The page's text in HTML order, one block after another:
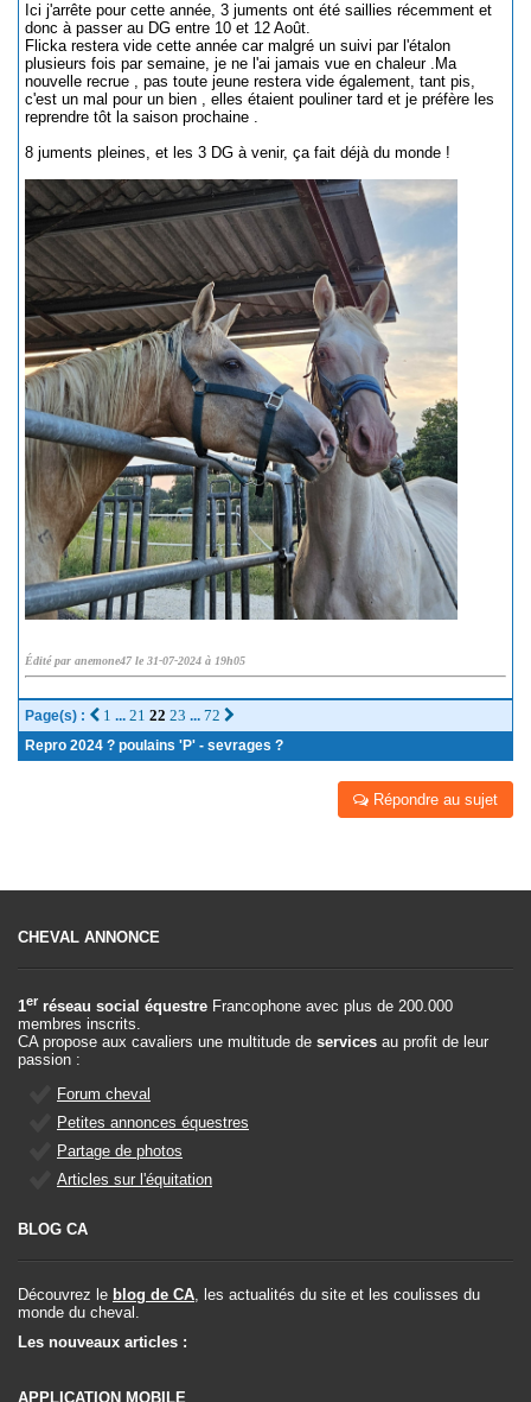
Ici j'arrête pour cette année, 3 juments ont été saillies récemment et
donc à passer au DG entre 10 et 12 Août.
Flicka restera vide cette année car malgré un suivi par l'étalon
plusieurs fois par semaine, je ne l'ai jamais vue en chaleur .Ma
nouvelle recrue , pas toute jeune restera vide également, tant pis,
c'est un mal pour un bien , elles étaient pouliner tard et je préfère les
reprendre tôt la saison prochaine .
8 juments pleines, et les 3 DG à venir, ça fait déjà du monde !
Édité par anemone47 le 31-07-2024 à 19h05
Page(s) : 1 ... 21 22 23 ... 72
Repro 2024 ? poulains 'P' - sevrages ?
Répondre au sujet
CHEVAL ANNONCE
1er réseau social équestre Francophone avec plus de 200.000
membres inscrits.
CA propose aux cavaliers une multitude de services au profit de leur
passion :
Forum cheval
Petites annonces équestres
Partage de photos
Articles sur l'équitation
BLOG CA
Découvrez le blog de CA, les actualités du site et les coulisses du
monde du cheval.
Les nouveaux articles :
APPLICATION MOBILE